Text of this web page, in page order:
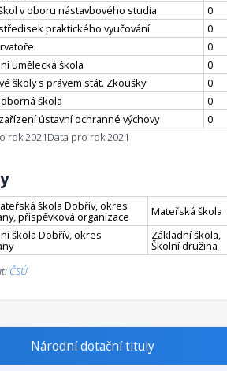
v oboru nástavbového studia
0
praktického vyučování
0
0
umělecká škola
0
školy s právem stát. Zkoušky
0
škola
0
ústavní ochranné výchovy
0
rok 2021Data pro rok 2021
škola Dobřív, okres
příspěvková organizace
Mateřská škola
škola Dobřív, okres
Základní škola,
Školní družina
ČSÚ
Národní dotační tituly